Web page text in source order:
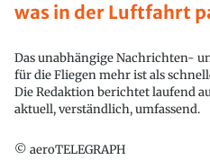
was in der Luftfahrt
Das unabhängige Nachrichten-
für die Fliegen mehr ist als
Die Redaktion berichtet laufend
aktuell, verständlich, umfassend.
© aeroTELEGRAPH